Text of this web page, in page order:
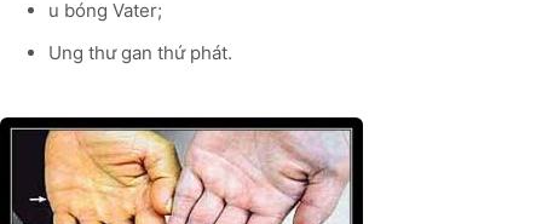
u bóng Vater;
Ung thư gan thứ phát.